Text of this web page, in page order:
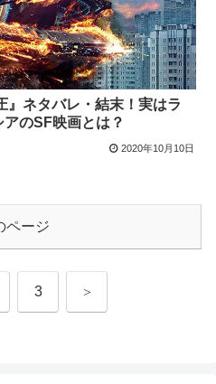
』ネタバレ・結末！実はラ
のSF映画とは？
2020年10月10日
ページ
3 次